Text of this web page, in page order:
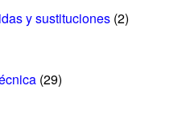
y sustituciones (2)
(29)